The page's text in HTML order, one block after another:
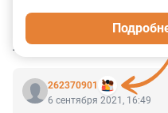
КОММЕНТАРИИ 3
262370901
6 сентября 2021, 16:49